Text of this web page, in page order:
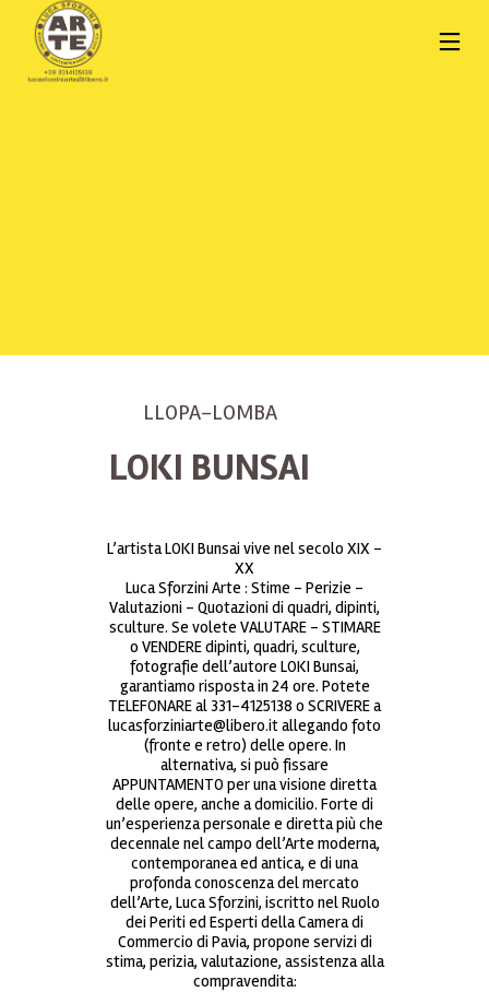
LLOPA-LOMBA
LOKI BUNSAI
L’artista LOKI Bunsai vive nel secolo XIX –
XX
Luca Sforzini Arte : Stime – Perizie –
Valutazioni – Quotazioni di quadri, dipinti,
sculture. Se volete VALUTARE – STIMARE
o VENDERE dipinti, quadri, sculture,
fotografie dell’autore LOKI Bunsai,
garantiamo risposta in 24 ore. Potete
TELEFONARE al 331-4125138 o SCRIVERE a
lucasforziniarte@libero.it allegando foto
(fronte e retro) delle opere. In
alternativa, si può fissare
APPUNTAMENTO per una visione diretta
delle opere, anche a domicilio. Forte di
un’esperienza personale e diretta più che
decennale nel campo dell’Arte moderna,
contemporanea ed antica, e di una
profonda conoscenza del mercato
dell’Arte, Luca Sforzini, iscritto nel Ruolo
dei Periti ed Esperti della Camera di
Commercio di Pavia, propone servizi di
stima, perizia, valutazione, assistenza alla
compravendita: